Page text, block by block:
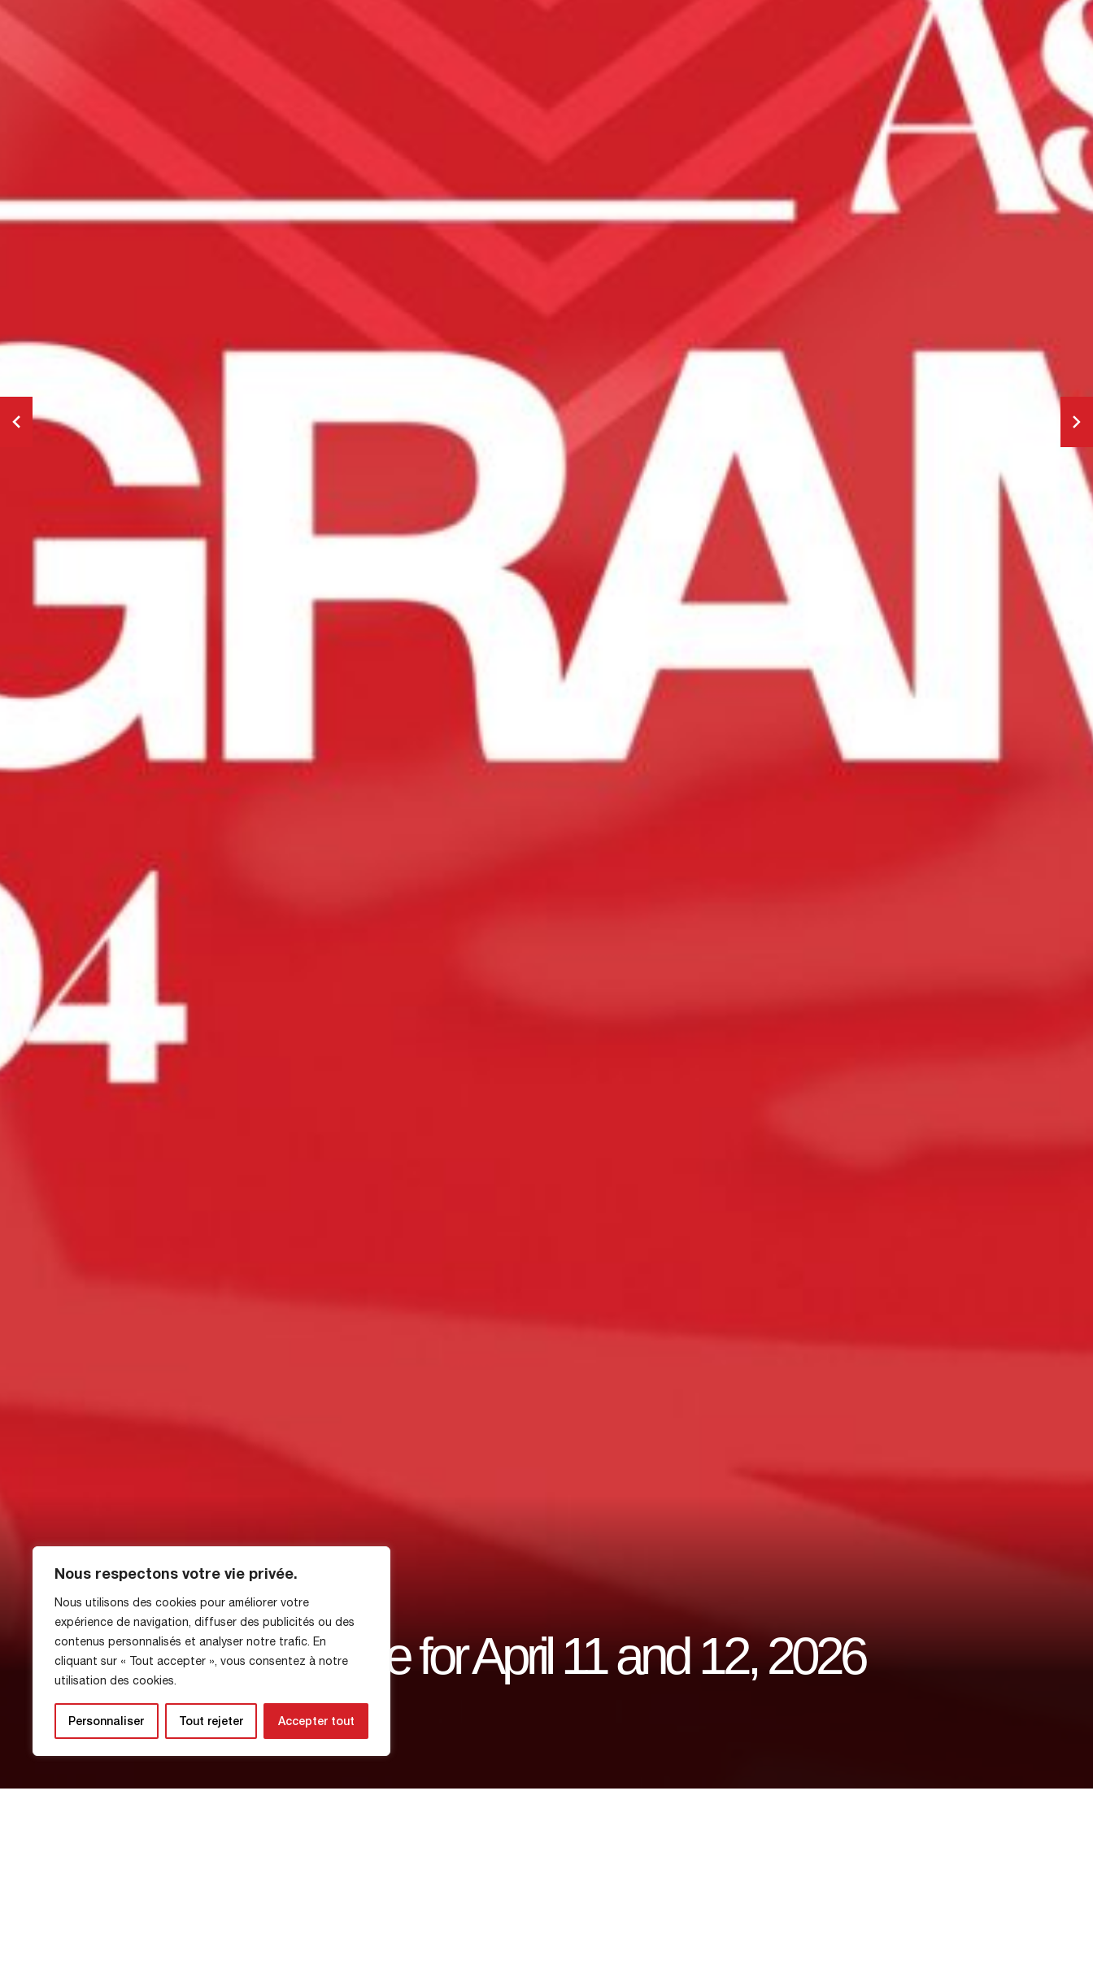
Nous respectons votre vie privée.
Nous utilisons des cookies pour améliorer votre
expérience de navigation, diffuser des publicités ou des
contenus personnalisés et analyser notre trafic. En
cliquant sur « Tout accepter », vous consentez à notre
utilisation des cookies.
Personnaliser Tout rejeter Accepter tout
The club's schedule for April 11 and 12, 2026
NEWS
9 April 2026